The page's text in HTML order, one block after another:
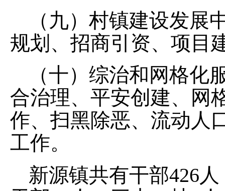
（九）村镇建设发展
规划、招商引资、 项目
（十）综治和网格化
合治理、平安创建、网
作、扫黑除恶、流动人
工作。
新源镇共有干部426